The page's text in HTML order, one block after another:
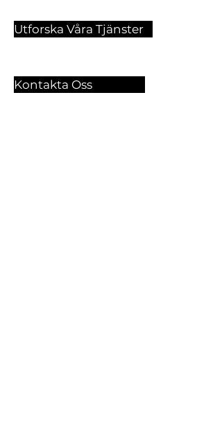
Utforska Våra Tjänster
Kontakta Oss